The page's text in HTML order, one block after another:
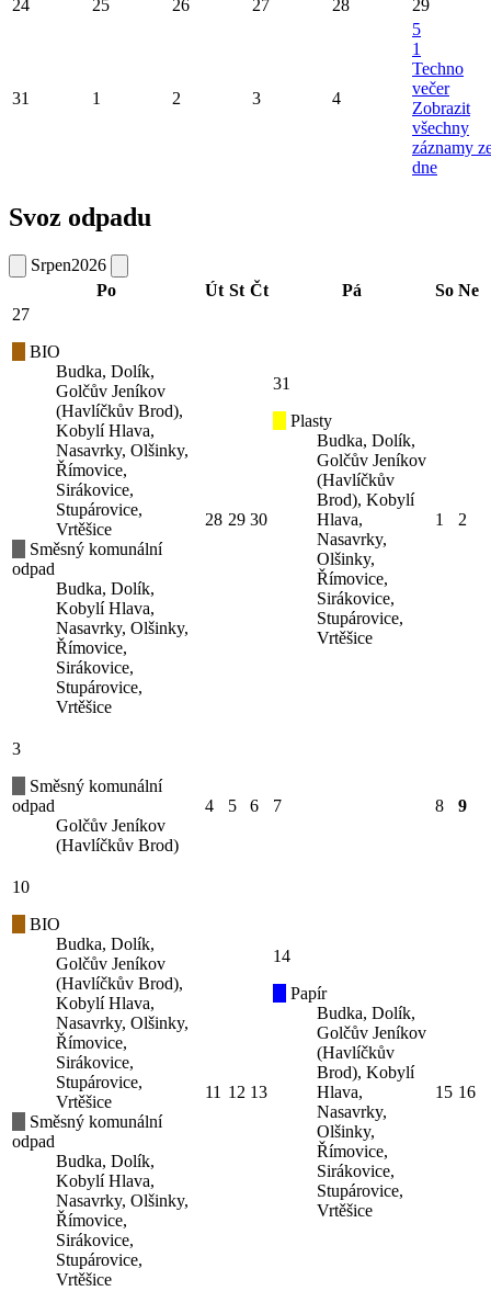
24 25 26 27 28 29
31 1 2 3 4
5
1
Techno
večer
Zobrazit
všechny
záznamy
dne
Svoz odpadu
Srpen2026
Po
Út St Čt Pá So Ne
27
BIO
Budka, Dolík,
Golčův Jeníkov
(Havlíčkův Brod),
Kobylí Hlava,
Nasavrky, Olšinky,
Římovice,
Sirákovice,
Stupárovice,
Vrtěšice
Směsný komunální
odpad
Budka, Dolík,
Kobylí Hlava,
Nasavrky, Olšinky,
Římovice,
Sirákovice,
Stupárovice,
Vrtěšice
28 29 30
31
Plasty
Budka, Dolík,
Golčův Jeníkov
(Havlíčkův
Brod), Kobylí
Hlava,
Nasavrky,
Olšinky,
Římovice,
Sirákovice,
Stupárovice,
Vrtěšice
1 2
3
Směsný komunální
odpad
Golčův Jeníkov
(Havlíčkův Brod)
4 5 6 7 8 9
10
BIO
Budka, Dolík,
Golčův Jeníkov
(Havlíčkův Brod),
Kobylí Hlava,
Nasavrky, Olšinky,
Římovice,
Sirákovice,
Stupárovice,
Vrtěšice
Směsný komunální
odpad
Budka, Dolík,
Kobylí Hlava,
Nasavrky, Olšinky,
Římovice,
Sirákovice,
Stupárovice,
Vrtěšice
11 12 13
14
Papír
Budka, Dolík,
Golčův Jeníkov
(Havlíčkův
Brod), Kobylí
Hlava,
Nasavrky,
Olšinky,
Římovice,
Sirákovice,
Stupárovice,
Vrtěšice
15 16